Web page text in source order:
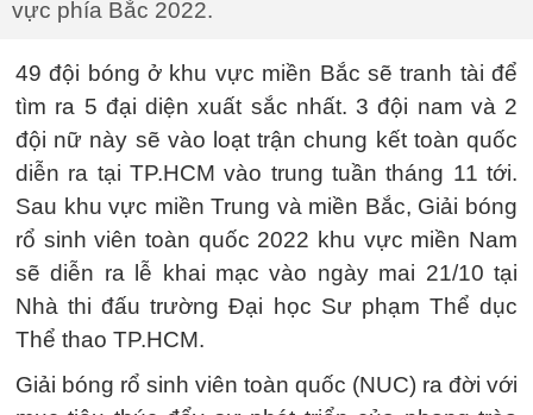
vực phía Bắc 2022.
49 đội bóng ở khu vực miền Bắc sẽ tranh tài để
tìm ra 5 đại diện xuất sắc nhất. 3 đội nam và 2
đội nữ này sẽ vào loạt trận chung kết toàn quốc
diễn ra tại TP.HCM vào trung tuần tháng 11 tới.
Sau khu vực miền Trung và miền Bắc, Giải bóng
rổ sinh viên toàn quốc 2022 khu vực miền Nam
sẽ diễn ra lễ khai mạc vào ngày mai 21/10 tại
Nhà thi đấu trường Đại học Sư phạm Thể dục
Thể thao TP.HCM.
Giải bóng rổ sinh viên toàn quốc (NUC) ra đời với